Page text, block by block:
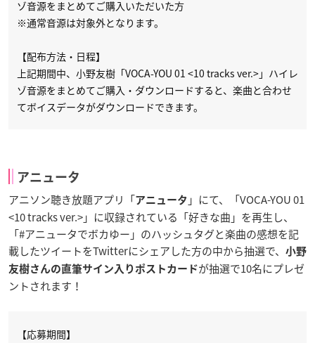
ゾ音源をまとめてご購入いただいた方
※通常音源は対象外となります。
【配布方法・日程】
上記期間中、小野友樹「VOCA-YOU 01 <10 tracks ver.>」ハイレ
ゾ音源をまとめてご購入・ダウンロードすると、楽曲と合わせ
てボイスデータがダウンロードできます。
アニュータ
アニソン聴き放題アプリ「アニュータ 」にて、「VOCA-YOU 01
<10 tracks ver.>」に収録されている「好きな曲」を再生し、
「#アニュータでボカゆー」のハッシュタグと楽曲の感想を記
載したツイートをTwitterにシェアした方の中から抽選で、
小野
友樹さんの直筆サイン入りポストカードが抽選で10名にプレゼ
ントされます！
【応募期間】